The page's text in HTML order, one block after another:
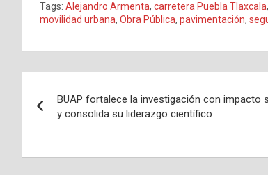
Tags: Alejandro Armenta, carretera Puebla Tlaxcala,
movilidad urbana, Obra Pública, pavimentación,
de
BUAP fortalece la investigación con impacto
y consolida su liderazgo científico